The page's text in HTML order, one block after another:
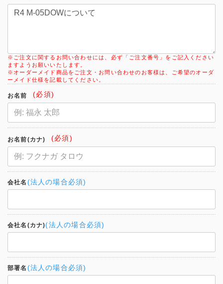
※ご注文に関するお問い合わせには、必ず「ご注文番号」をご記入ください
ますようお願いいたします。
※オーダーメイド商品をご注文・お問い合わせのお客様は、ご希望のオーダ
ーメイド仕様を記載してください。
お名前 (必須)
お名前(カナ) (必須)
会社名 (法人の場合必須)
会社名(カナ)(法人の場合必須)
部署名 (法人の場合必須)